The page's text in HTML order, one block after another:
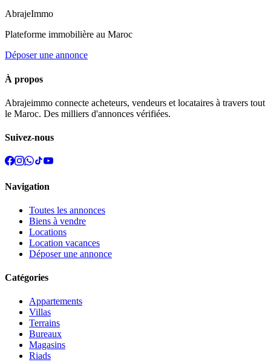
AbrajeImmo
Plateforme immobilière au Maroc
Déposer une annonce
À propos
Abrajeimmo connecte acheteurs, vendeurs et locataires à travers tout
le Maroc. Des milliers d'annonces vérifiées.
Suivez-nous
Navigation
Toutes les annonces
Biens à vendre
Locations
Location vacances
Déposer une annonce
Catégories
Appartements
Villas
Terrains
Bureaux
Magasins
Riads